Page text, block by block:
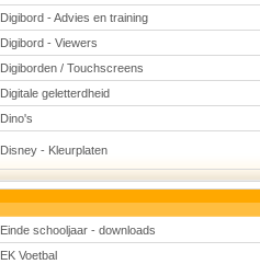
Digibord - Advies en training
Digibord - Viewers
Digiborden / Touchscreens
Digitale geletterdheid
Dino's
Disney - Kleurplaten
Einde schooljaar - downloads
EK Voetbal